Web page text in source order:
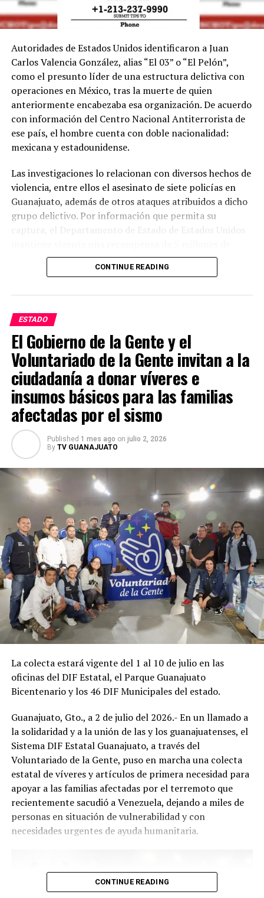
Autoridades de Estados Unidos identificaron a Juan
Carlos Valencia González, alias “El 03” o “El Pelón”,
como el presunto líder de una estructura delictiva con
operaciones en México, tras la muerte de quien
anteriormente encabezaba esa organización. De acuerdo
con información del Centro Nacional Antiterrorista de
ese país, el hombre cuenta con doble nacionalidad:
mexicana y estadounidense.
Las investigaciones lo relacionan con diversos hechos de
violencia, entre ellos el asesinato de siete policías en
Guanajuato, además de otros ataques atribuidos a dicho
grupo delictivo. Por información que permita su
captura, el Departamento de Estado de Estados Unidos
delictivo mantiene presencia en varios estados del país y
lo consideran uno de los principales generadores de
violencia. Mientras tanto, las investigaciones continúan
y las autoridades mexicanas y estadounidenses
mantienen la búsqueda de Juan Carlos Valencia
González para que responda ante la justicia por los
delitos que se le atribuyen.
CONTINUE READING
ESTADO
El Gobierno de la Gente y el
Voluntariado de la Gente invitan a la
ciudadanía a donar víveres e
insumos básicos para las familias
afectadas por el sismo
Published 1 mes ago on julio 2, 2026
By TV GUANAJUATO
La colecta estará vigente del 1 al 10 de julio en las
oficinas del DIF Estatal, el Parque Guanajuato
Bicentenario y los 46 DIF Municipales del estado.
Guanajuato, Gto., a 2 de julio del 2026.- En un llamado a
la solidaridad y a la unión de las y los guanajuatenses, el
Sistema DIF Estatal Guanajuato, a través del
Voluntariado de la Gente, puso en marcha una colecta
estatal de víveres y artículos de primera necesidad para
apoyar a las familias afectadas por el terremoto que
recientemente sacudió a Venezuela, dejando a miles de
personas en situación de vulnerabilidad y con
necesidades urgentes de ayuda humanitaria.
CONTINUE READING